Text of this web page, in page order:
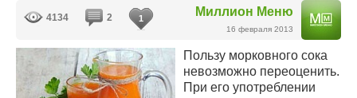
Миллион Меню
16 февраля 2013
4134 2 1
Пользу морковного сока
невозможно переоценить.
При его употреблении